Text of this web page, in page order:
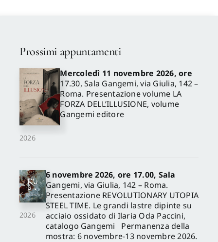
Prossimi appuntamenti
2026
Mercoledì 11 novembre 2026, ore
17.30, Sala Gangemi, via Giulia, 142 –
Roma. Presentazione volume LA
FORZA DELL’ILLUSIONE, volume
Gangemi editore
2026
6 novembre 2026, ore 17.00, Sala
Gangemi, via Giulia, 142 – Roma.
Presentazione REVOLUTIONARY UTOPIA
STEEL TIME. Le grandi lastre dipinte su
acciaio ossidato di Ilaria Oda Paccini,
catalogo Gangemi Permanenza della
mostra: 6 novembre-13 novembre 2026.